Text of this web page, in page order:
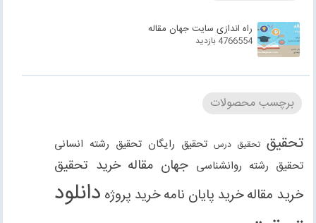
راه اندازی سایت جهان مقاله
4766554 بازدید
برچسب محصولات
تحقیق تحقیق درس تحقیق رایگان تحقیق رشته انسانی
تحقیق رشته روانشناسی جهان مقاله خرید تحقیق
خرید مقالهخرید پایان نامهخرید پروژه دانلود